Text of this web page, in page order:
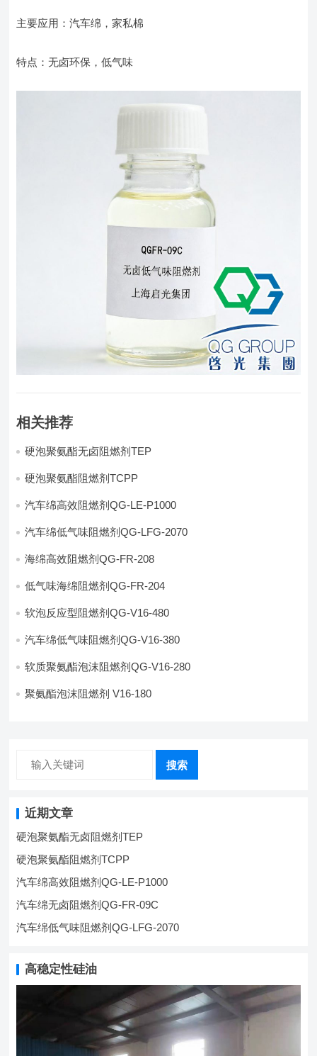
主要应用：汽车绵，家私棉
特点：无卤环保，低气味
相关推荐
硬泡聚氨酯无卤阻燃剂TEP
硬泡聚氨酯阻燃剂TCPP
汽车绵高效阻燃剂QG-LE-P1000
汽车绵低气味阻燃剂QG-LFG-2070
海绵高效阻燃剂QG-FR-208
低气味海绵阻燃剂QG-FR-204
软泡反应型阻燃剂QG-V16-480
汽车绵低气味阻燃剂QG-V16-380
软质聚氨酯泡沫阻燃剂QG-V16-280
聚氨酯泡沫阻燃剂 V16-180
搜索
近期文章
硬泡聚氨酯无卤阻燃剂TEP
硬泡聚氨酯阻燃剂TCPP
汽车绵高效阻燃剂QG-LE-P1000
汽车绵无卤阻燃剂QG-FR-09C
汽车绵低气味阻燃剂QG-LFG-2070
高稳定性硅油